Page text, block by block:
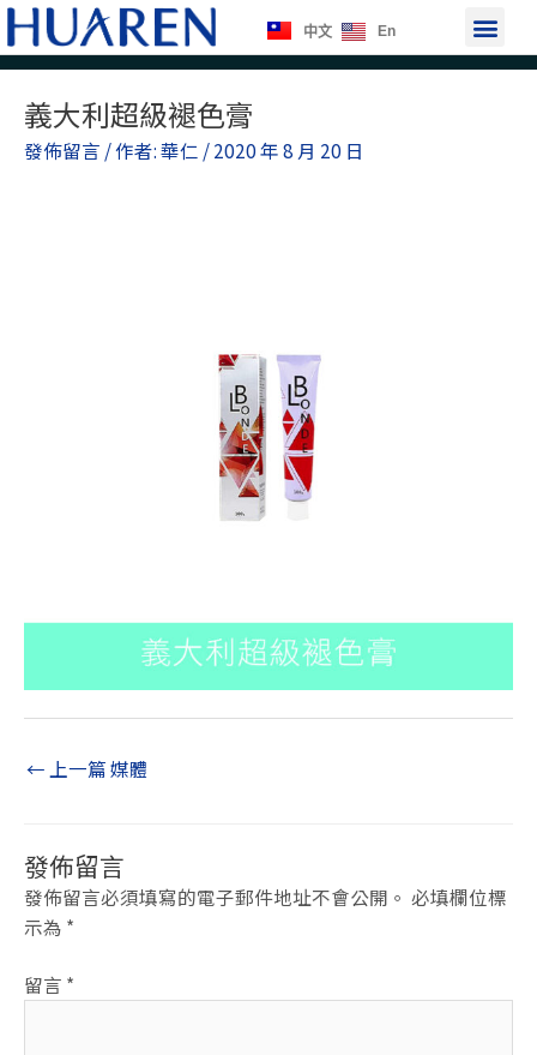
跳
至
主
中文 En 選
單
義大利超級褪色膏
發佈留言 / 作者:華仁 /2020 年 8 月 20 日
navigation
←上一篇 媒體
發佈留言
發佈留言必須填寫的電子郵件地址不會公開。 必填欄位標
示為 *
留言 *